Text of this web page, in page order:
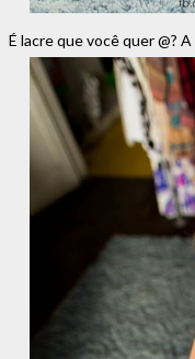
É lacre que você quer @? A